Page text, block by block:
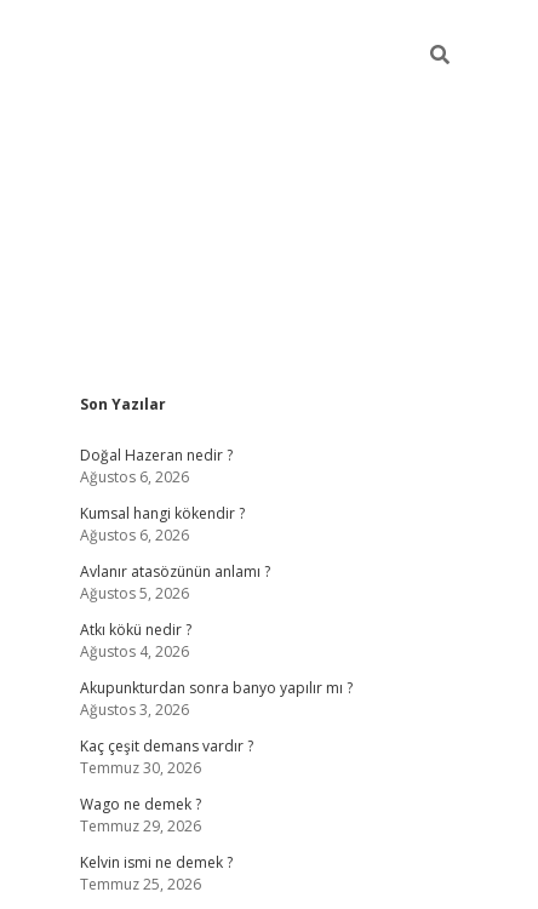
Sidebar
Son Yazılar
Doğal Hazeran nedir ?
Ağustos 6, 2026
Kumsal hangi kökendir ?
Ağustos 6, 2026
Avlanır atasözünün anlamı ?
Ağustos 5, 2026
Atkı kökü nedir ?
Ağustos 4, 2026
Akupunkturdan sonra banyo yapılır mı ?
Ağustos 3, 2026
Kaç çeşit demans vardır ?
Temmuz 30, 2026
Wago ne demek ?
Temmuz 29, 2026
Kelvin ismi ne demek ?
Temmuz 25, 2026
ilbet giriş